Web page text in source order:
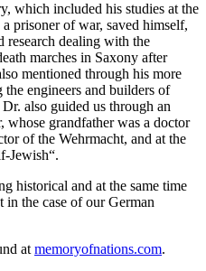
which included his studies at the
prisoner of war, saved himself,
research dealing with the
marches in Saxony after
mentioned through his more
engineers and builders of
also guided us through an
whose grandfather was a doctor
of the Wehrmacht, and at the
Jewish“.
historical and at the same time
the case of our German
at memoryofnations.com.